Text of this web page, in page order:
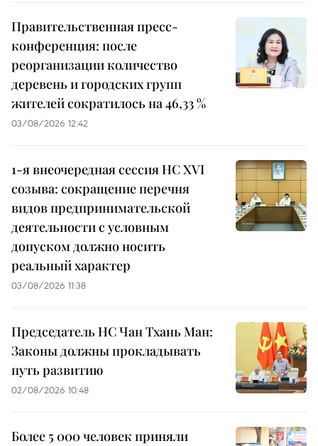
Правительственная пресс-
конференция: после
реорганизации количество
деревень и городских групп
жителей сократилось на 46,33 %
03/08/2026 12:42
1-я внеочередная сессия НС XVI
созыва: сокращение перечня
видов предпринимательской
деятельности с условным
допуском должно носить
реальный характер
03/08/2026 11:38
Председатель НС Чан Тхань Ман:
Законы должны прокладывать
путь развитию
02/08/2026 10:48
Более 5 000 человек приняли